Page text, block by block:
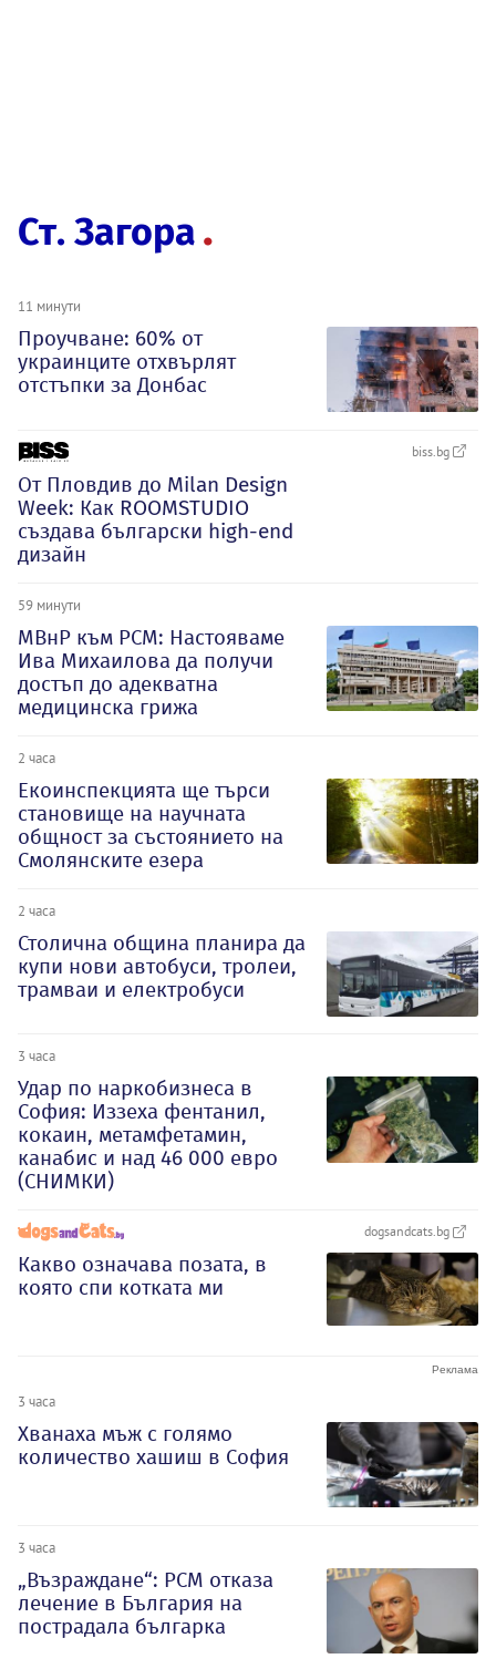
Ст. Загора
11 минути
Проучване: 60% от
украинците отхвърлят
отстъпки за Донбас
biss.bg
От Пловдив до Milan Design
Week: Как ROOMSTUDIO
създава български high-end
дизайн
59 минути
МВнР към РСМ: Настояваме
Ива Михаилова да получи
достъп до адекватна
медицинска грижа
2 часа
Екоинспекцията ще търси
становище на научната
общност за състоянието на
Смолянските езера
2 часа
Столична община планира да
купи нови автобуси, тролеи,
трамваи и електробуси
3 часа
Удар по наркобизнеса в
София: Иззеха фентанил,
кокаин, метамфетамин,
канабис и над 46 000 евро
(СНИМКИ)
dogsandcats.bg
Какво означава позата, в
която спи котката ми
3 часа
Хванаха мъж с голямо
количество хашиш в София
3 часа
„Възраждане“: РСМ отказа
лечение в България на
пострадала българка